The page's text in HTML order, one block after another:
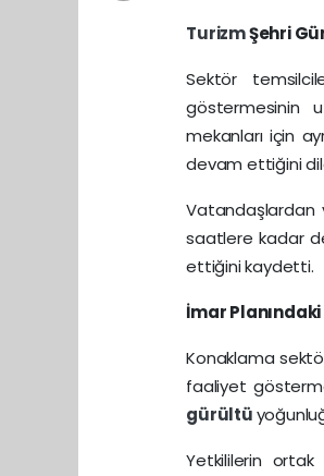
TurizmŞehri
Sektör
göstermesinin
mekanları için
devam ettiğini
Vatandaşlardan
saatlere kadar
ettiğini kaydetti.
İmar
Konaklama
faaliyet
gürültü
Yetkililerin